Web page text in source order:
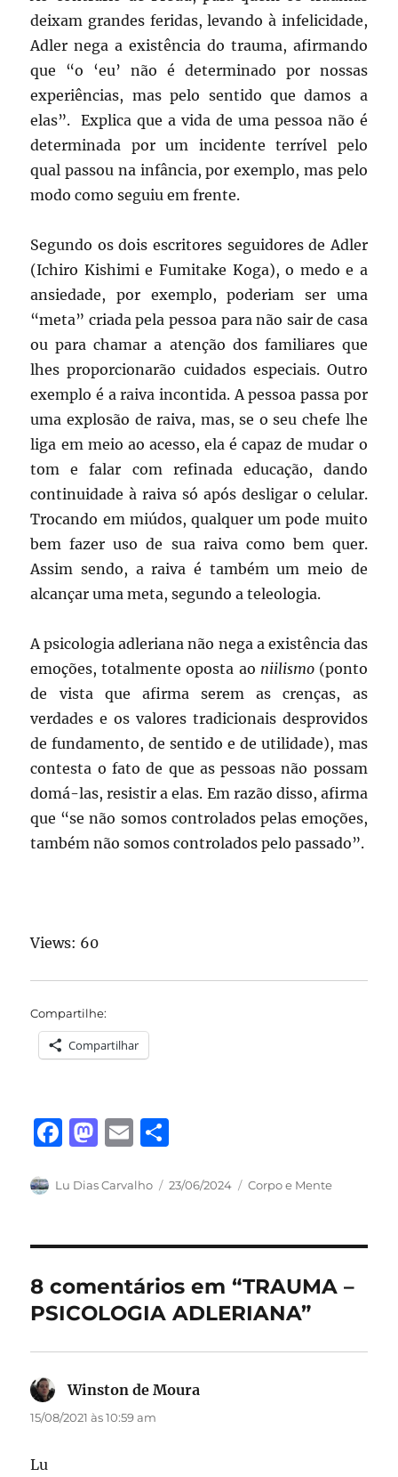
deixam grandes feridas, levando à infelicidade,
Adler nega a existência do trauma, afirmando
que “o ‘eu’ não é determinado por nossas
experiências, mas pelo sentido que damos a
elas”. Explica que a vida de uma pessoa não é
determinada por um incidente terrível pelo
qual passou na infância, por exemplo, mas pelo
modo como seguiu em frente.
Segundo os dois escritores seguidores de Adler
(Ichiro Kishimi e Fumitake Koga), o medo e a
ansiedade, por exemplo, poderiam ser uma
“meta” criada pela pessoa para não sair de casa
ou para chamar a atenção dos familiares que
lhes proporcionarão cuidados especiais. Outro
exemplo é a raiva incontida. A pessoa passa por
uma explosão de raiva, mas, se o seu chefe lhe
liga em meio ao acesso, ela é capaz de mudar o
tom e falar com refinada educação, dando
continuidade à raiva só após desligar o celular.
Trocando em miúdos, qualquer um pode muito
bem fazer uso de sua raiva como bem quer.
Assim sendo, a raiva é também um meio de
alcançar uma meta, segundo a teleologia.
A psicologia adleriana não nega a existência das
emoções, totalmente oposta ao niilismo(ponto
de vista que afirma serem as crenças, as
verdades e os valores tradicionais desprovidos
de fundamento, de sentido e de utilidade), mas
contesta o fato de que as pessoas não possam
domá-las, resistir a elas. Em razão disso, afirma
que “se não somos controlados pelas emoções,
também não somos controlados pelo passado”.
Views: 60
Compartilhe:
Compartilhar
F
c
b
o
o
k
M
st
d
o
n
E
ai a
Autor
Lu Dias Carvalho
Publicado
23/06/2024 Categorias
Corpo e Mente
8 comentários em “TRAUMA –
PSICOLOGIA ADLERIANA”
Winston de Moura
15/08/2021 às 10:59 am
Lu